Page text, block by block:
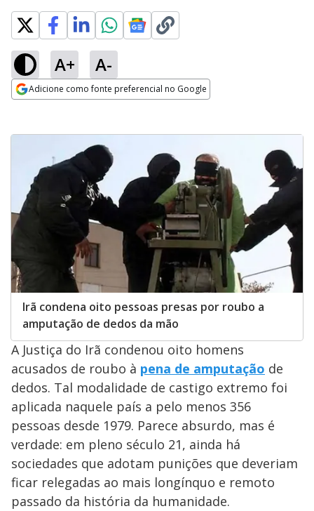
A+ A-
Adicione como fonte preferencial no Google
Irã condena oito pessoas presas por roubo a
amputação de dedos da mão
A Justiça do Irã condenou oito homens
acusados de roubo à pena de amputação de
dedos. Tal modalidade de castigo extremo foi
aplicada naquele país a pelo menos 356
pessoas desde 1979. Parece absurdo, mas é
verdade: em pleno século 21, ainda há
sociedades que adotam punições que deveriam
ficar relegadas ao mais longínquo e remoto
passado da história da humanidade.